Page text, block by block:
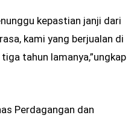
kepastian janji dari
kami yang berjualan di
tahun lamanya,”ungkap
Perdagangan dan